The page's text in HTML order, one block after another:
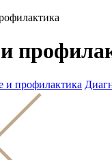
и профилактика